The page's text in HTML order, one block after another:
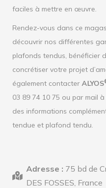
faciles à mettre en œuvre.
Rendez-vous dans ce
découvrir nos différentes
plafonds tendus, bénéficier
concrétiser votre projet
également contacter ALYOS
03 89 74 10 75 ou par mail à
des informations
tendue et plafond tendu.
Adresse : 75 bd de
DES FOSSES, France